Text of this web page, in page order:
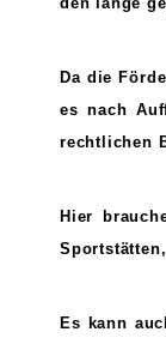
Da die
es nach
rechtlichen
Hier
Es kann